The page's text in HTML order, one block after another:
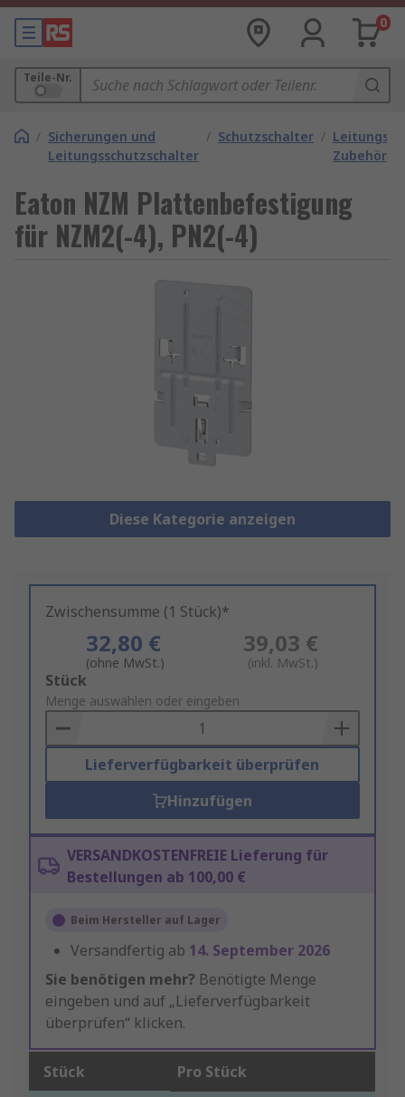
0
Teile-Nr.
/ Sicherungen und
Leitungsschutzschalter
/ Schutzschalter /
Zubehör
Eaton NZM Plattenbefestigung
für NZM2(-4), PN2(-4)
Diese Kategorie anzeigen
Zwischensumme (1 Stück)*
32,80 €
(ohne MwSt.)
39,03 €
(inkl. MwSt.)
Add
to
Basket
Stück
Menge auswählen oder eingeben
Lieferverfügbarkeit überprüfen
Hinzufügen
VERSANDKOSTENFREIE Lieferung für
Bestellungen ab 100,00 €
Beim Hersteller auf Lager
Versandfertig ab 14. September 2026
Sie benötigen mehr? Benötigte Menge
eingeben und auf „Lieferverfügbarkeit
überprüfen“ klicken.
Stück Pro Stück